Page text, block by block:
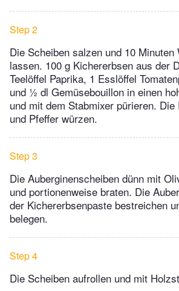
Step 2
Die Scheiben salzen und 10 Minuten
lassen. 100 g Kichererbsen aus der
Teelöffel Paprika, 1 Esslöffel
und ½ dl Gemüsebouillon in einen
und mit dem Stabmixer pürieren.
und Pfeffer würzen.
Step 3
Die Auberginenscheiben dünn mit
und portionenweise braten. Die
der Kichererbsenpaste bestreichen
belegen.
Step 4
Die Scheiben aufrollen und mit